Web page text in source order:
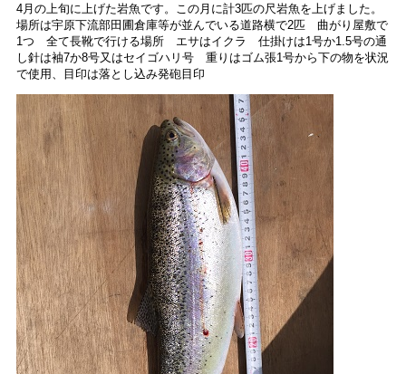
4月の上旬に上げた岩魚です。この月に計3匹の尺岩魚を上げました。
場所は宇原下流部田圃倉庫等が並んでいる道路横で2匹 曲がり屋敷で
1つ 全て長靴で行ける場所 エサはイクラ 仕掛けは1号か1.5号の通
し針は袖7か8号又はセイゴハリ号 重りはゴム張1号から下の物を状況
で使用、目印は落とし込み発砲目印